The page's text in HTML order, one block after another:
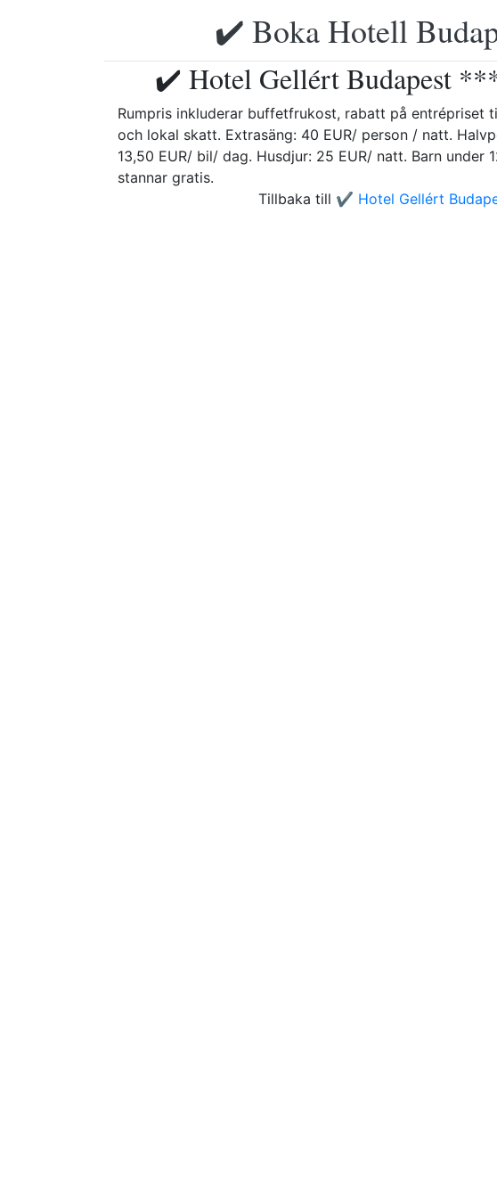
✔️ Boka Hotell
✔️ Hotel Gellért Budapest
Rumpris inkluderar buffetfrukost, rabatt på entrépriset
och lokal skatt. Extrasäng: 40 EUR/ person / natt.
13,50 EUR/ bil/ dag. Husdjur: 25 EUR/ natt. Barn under
stannar gratis.
Tillbaka till ✔️ Hotel Gellért